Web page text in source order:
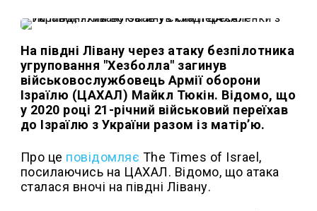
На півдні Лівану через атаку безпілотника
угруповання "Хезболла" загинув
військовослужбовець Армії оборони
Ізраїлю (ЦАХАЛ) Майкл Тюкін. Відомо, що
у 2020 році 21-річний військовий переїхав
до Ізраїлю з України разом із матір’ю.
Про це повідомляє The Times of Israel,
посилаючись на ЦАХАЛ. Відомо, що атака
сталася вночі на півдні Лівану.